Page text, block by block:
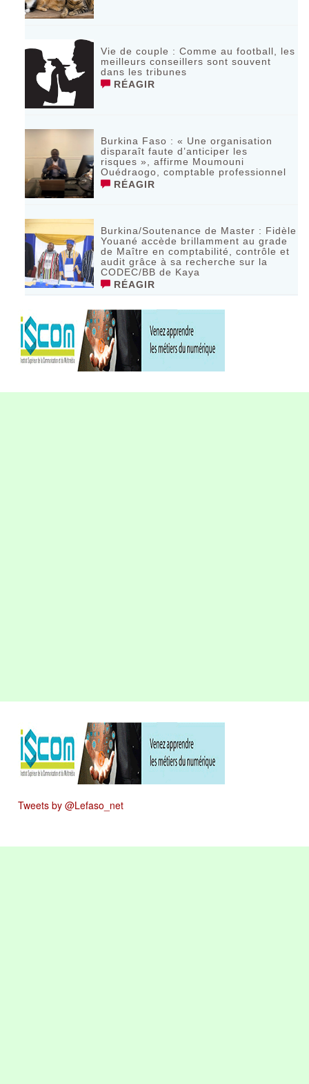
Vie de couple : Comme au football, les
meilleurs conseillers sont souvent
dans les tribunes
RÉAGIR
Burkina Faso : « Une organisation
disparaît faute d’anticiper les
risques », affirme Moumouni
Ouédraogo, comptable professionnel
RÉAGIR
Burkina/Soutenance de Master : Fidèle
Youané accède brillamment au grade
de Maître en comptabilité, contrôle et
audit grâce à sa recherche sur la
CODEC/BB de Kaya
RÉAGIR
Tweets by @Lefaso_net